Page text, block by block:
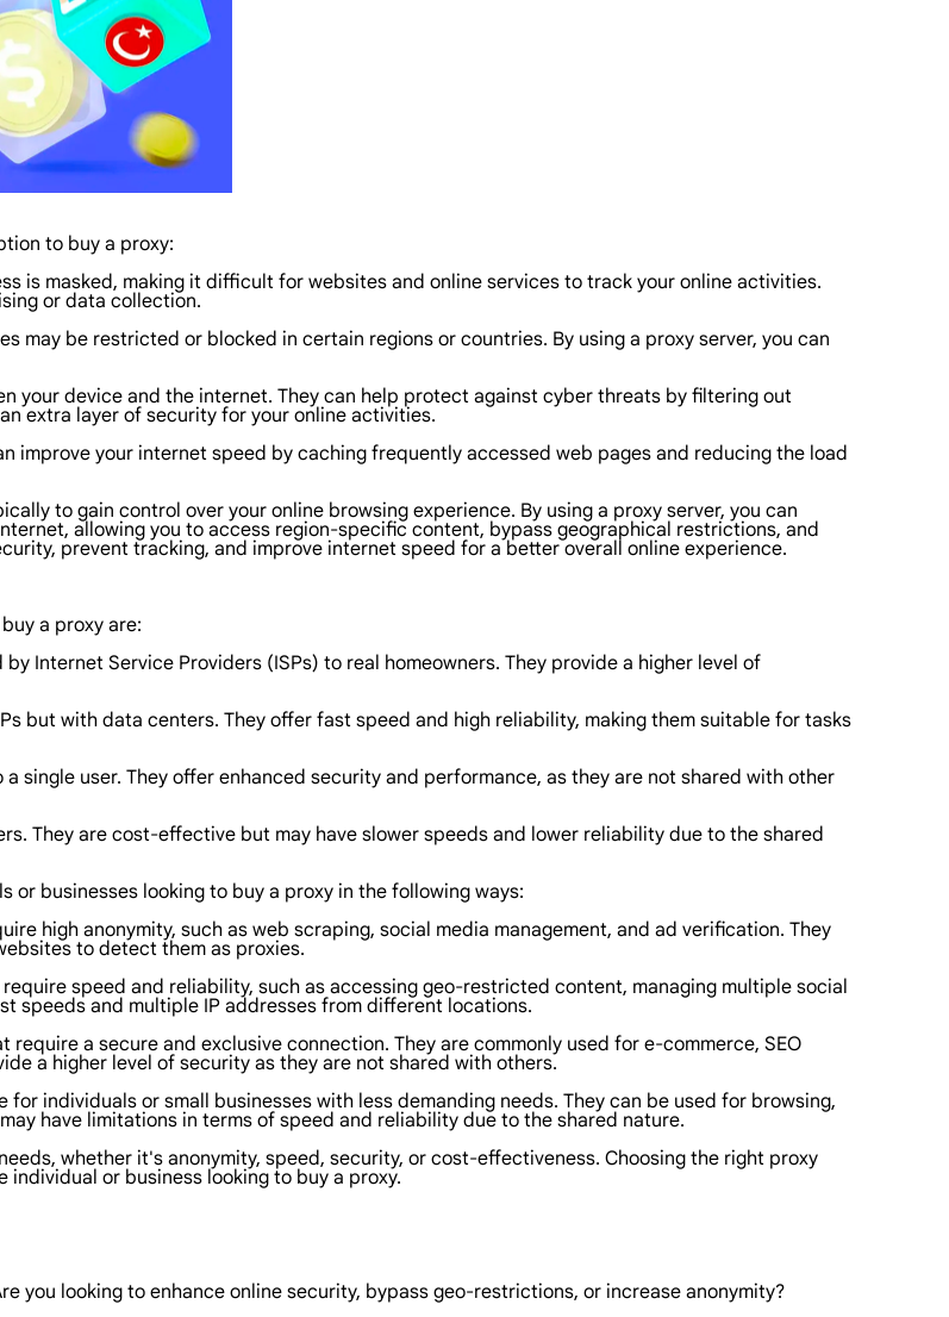
to buy a proxy:
is masked, making it difficult for websites and online services to track your online activities.
or data collection.
may be restricted or blocked in certain regions or countries. By using a proxy server, you can
your device and the internet. They can help protect against cyber threats by filtering out
extra layer of security for your online activities.
improve your internet speed by caching frequently accessed web pages and reducing the load
to gain control over your online browsing experience. By using a proxy server, you can
allowing you to access region-specific content, bypass geographical restrictions, and
prevent tracking, and improve internet speed for a better overall online experience.
a proxy are:
Internet Service Providers (ISPs) to real homeowners. They provide a higher level of
but with data centers. They offer fast speed and high reliability, making them suitable for tasks
single user. They offer enhanced security and performance, as they are not shared with other
They are cost-effective but may have slower speeds and lower reliability due to the shared
businesses looking to buy a proxy in the following ways:
high anonymity, such as web scraping, social media management, and ad verification. They
to detect them as proxies.
speed and reliability, such as accessing geo-restricted content, managing multiple social
speeds and multiple IP addresses from different locations.
a secure and exclusive connection. They are commonly used for e-commerce, SEO
a higher level of security as they are not shared with others.
individuals or small businesses with less demanding needs. They can be used for browsing,
have limitations in terms of speed and reliability due to the shared nature.
whether it's anonymity, speed, security, or cost-effectiveness. Choosing the right proxy
or business looking to buy a proxy.
you looking to enhance online security, bypass geo-restrictions, or increase anonymity?